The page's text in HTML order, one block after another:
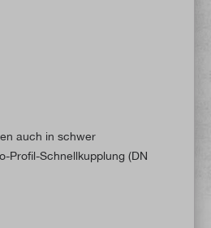
auch in schwer
Profil-Schnellkupplung (DN